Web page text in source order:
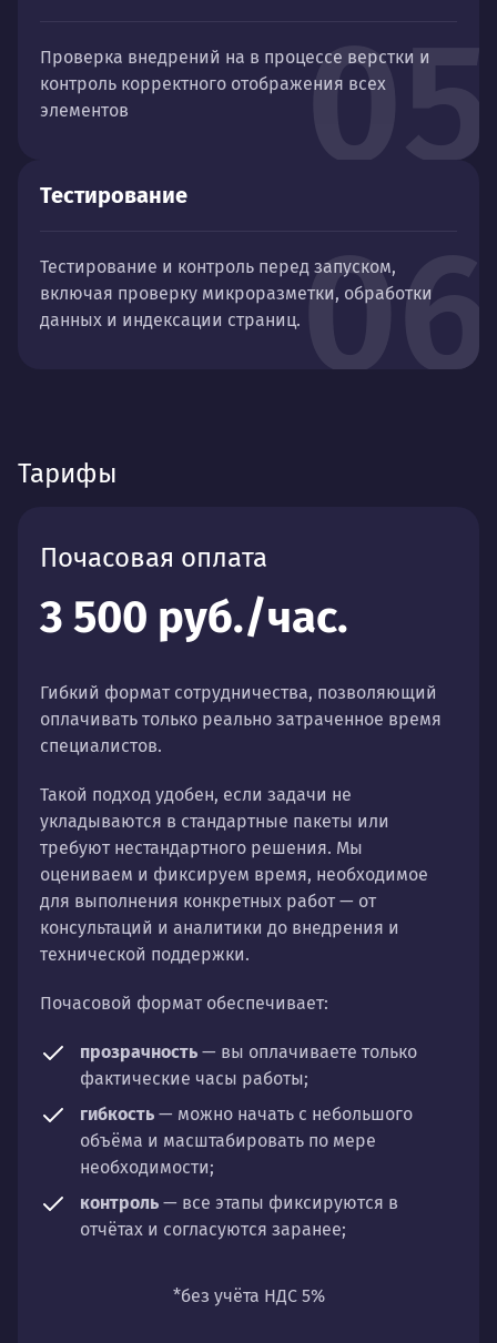
05
Проверка внедрений на в процессе верстки и
контроль корректного отображения всех
элементов
06
Тестирование
Тестирование и контроль перед запуском,
включая проверку микроразметки, обработки
данных и индексации страниц.
Тарифы
Почасовая оплата
3 500 руб./час.
Гибкий формат сотрудничества, позволяющий
оплачивать только реально затраченное время
специалистов.
Такой подход удобен, если задачи не
укладываются в стандартные пакеты или
требуют нестандартного решения. Мы
оцениваем и фиксируем время, необходимое
для выполнения конкретных работ — от
консультаций и аналитики до внедрения и
технической поддержки.
Почасовой формат обеспечивает:
прозрачность — вы оплачиваете только
фактические часы работы;
гибкость — можно начать с небольшого
объёма и масштабировать по мере
необходимости;
контроль — все этапы фиксируются в
отчётах и согласуются заранее;
направлений: стратегии, настройки,
*без учёта НДС 5%